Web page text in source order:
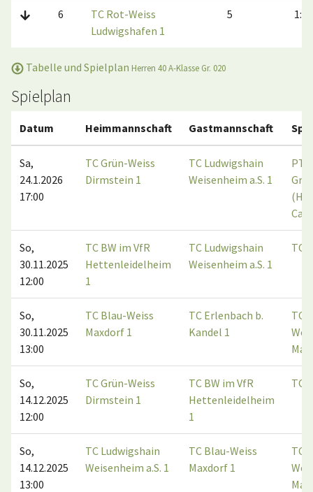
6
TC Rot-Weiss
Ludwigshafen 1
5 1:9
Tabelle und Spielplan Herren 40 A-Klasse Gr. 020
Spielplan
Datum Heimmannschaft Gastmannschaft
Sa,
24.1.2026
17:00
TC Grün-Weiss
Dirmstein 1
TC Ludwigshain
Weisenheim a.S. 1
PTC
So,
30.11.2025
12:00
TC BW im VfR
Hettenleidelheim
1
TC Ludwigshain
Weisenheim a.S. 1
TC
So,
30.11.2025
13:00
TC Blau-Weiss
Maxdorf 1
TC Erlenbach b.
Kandel 1
TC
So,
14.12.2025
12:00
TC Grün-Weiss
Dirmstein 1
TC BW im VfR
Hettenleidelheim
1
TC
So,
14.12.2025
13:00
TC Ludwigshain
Weisenheim a.S. 1
TC Blau-Weiss
Maxdorf 1
TC